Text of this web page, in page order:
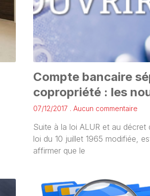
Compte bancaire
copropriété : les
07/12/2017 Aucun commentaire
Suite à la loi ALUR et au
loi du 10 juillet 1965 modifiée,
affirmer que le